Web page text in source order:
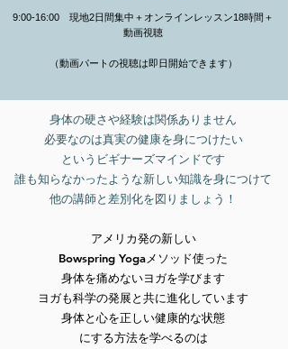
9:00-16:00 現地2日間集中 ＋オンラインレッスン18時間＋
動画視聴
（動画パートの視聴は即日開始できます）
身体の硬さや経験は関係ありません
必要なのは真実の健康を身につけたい
というビギナーズマインドです
誰も知らなかったような新しい知識を身につけて
他の講師と差別化を図りましょう！
アメリカ発の新しい
Bowspring Yogaメソッド使った
身体を痛めないヨガを学びます
ヨガも科学の発展と共に進化しています
身体と心を正しい健康的な状態
にする方法を学べるのは